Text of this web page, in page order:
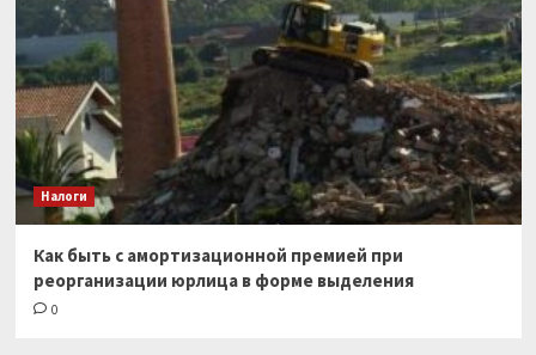
Налоги
Как быть с амортизационной премией при
реорганизации юрлица в форме выделения
0